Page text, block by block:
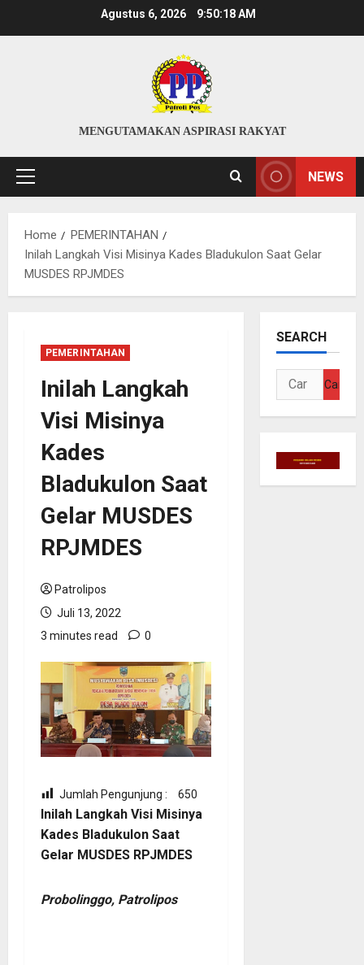
Agustus 6, 2026 9:50:18 AM
MENGUTAMAKAN ASPIRASI RAKYAT
Primary
NEWS
Home
PEMERINTAHAN
Inilah Langkah Visi Misinya Kades Bladukulon Saat Gelar
MUSDES RPJMDES
PEMERINTAHAN
Inilah Langkah
Visi Misinya
Kades
Bladukulon Saat
Gelar MUSDES
RPJMDES
Patrolipos
Juli 13, 2022
3 minutes read
0
Jumlah Pengunjung : 650
Inilah Langkah Visi Misinya
Kades Bladukulon Saat
Gelar MUSDES RPJMDES
Probolinggo, Patrolipos
SEARCH
Cari
untuk: